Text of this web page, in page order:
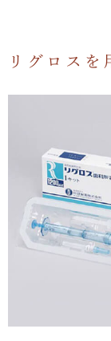
リグロスを